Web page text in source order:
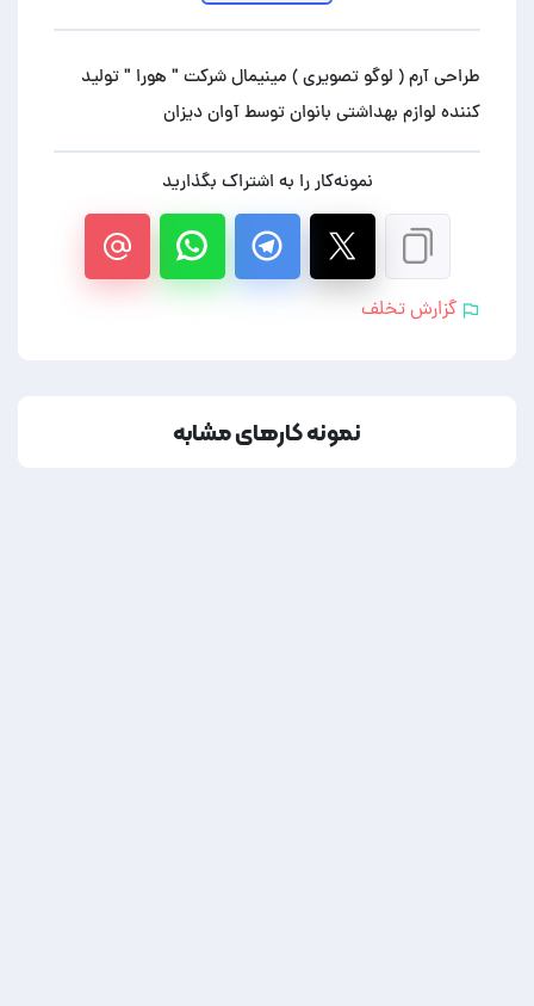
طراحی آرم ( لوگو تصویری ) مینیمال شرکت " هورا " تولید
کننده لوازم بهداشتی بانوان توسط آوان دیزان
نمونه‌کار را به اشتراک بگذارید
گزارش تخلف
نمونه کارهای مشابه